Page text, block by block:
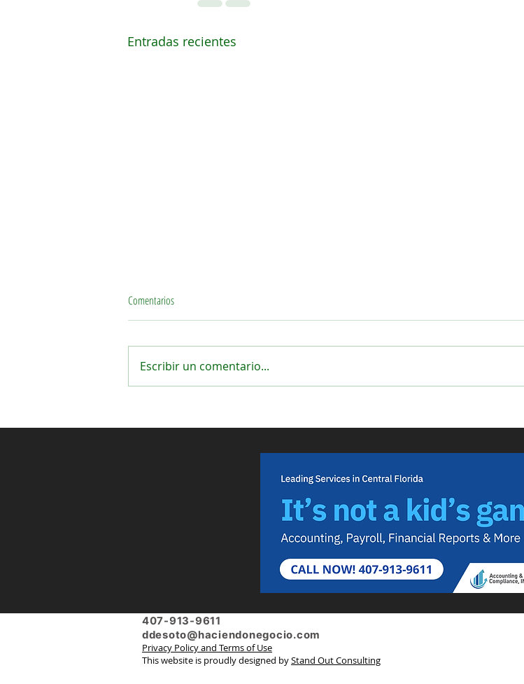
Entradas recientes
Interés en EE. UU. en Cuatro Años en
qué es importante y cómo se celebra?
Comentarios
Escribir un comentario...
Privacy Policy and Terms of Use
This website is proudly designed byStand Out Consulting
407-913-9611
ddesoto@haciendonegocio.com